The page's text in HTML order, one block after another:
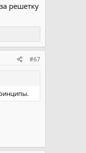
решетку
#67